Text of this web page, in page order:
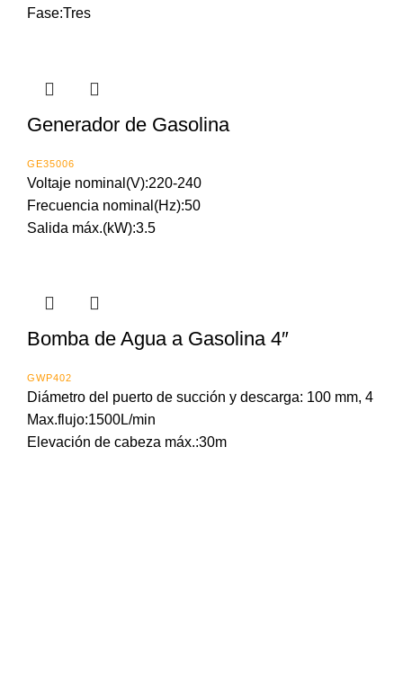
Fase:Tres
Generador de Gasolina
GE35006
Voltaje nominal(V):220-240
Frecuencia nominal(Hz):50
Salida máx.(kW):3.5
Bomba de Agua a Gasolina 4″
GWP402
Diámetro del puerto de succión y descarga: 100 mm, 4
Max.flujo:1500L/min
Elevación de cabeza máx.:30m